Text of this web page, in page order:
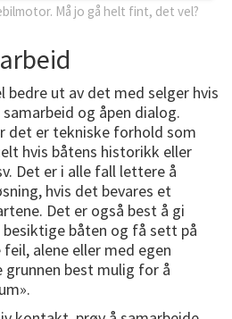
Må jo gå helt fint, det vel?
bedre ut av det med selger hvis
og åpen dialog.
det er tekniske forhold som
hvis båtens historikk eller
Det er i alle fall lettere å
hvis det bevares et
Det er også best å gi
båten og få sett på
alene eller med egen
best mulig for å